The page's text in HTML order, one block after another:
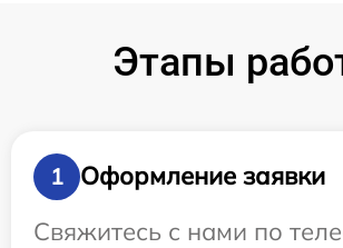
Этапы
1
Оформление заявки
Свяжитесь с нами по